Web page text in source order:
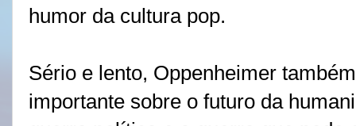
humor da cultura pop.
Sério e lento, Oppenheimer
importante sobre o futuro da